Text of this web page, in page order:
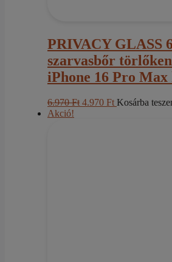
PRIVACY GLASS
szarvasbőr
iPhone 16 Pro Max
6.970Ft Original
4.970 FtCurrent
Kosárba
Akció!